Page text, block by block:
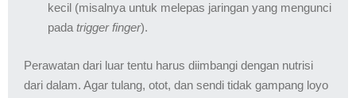
kecil (misalnya untuk melepas jaringan yang mengunci
pada trigger finger).
Perawatan dari luar tentu harus diimbangi dengan nutrisi
dari dalam. Agar tulang, otot, dan sendi tidak gampang loyo